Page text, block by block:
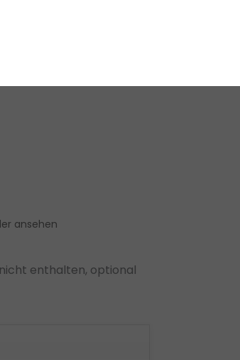
erforderlich)
ansehen
enthalten, optional